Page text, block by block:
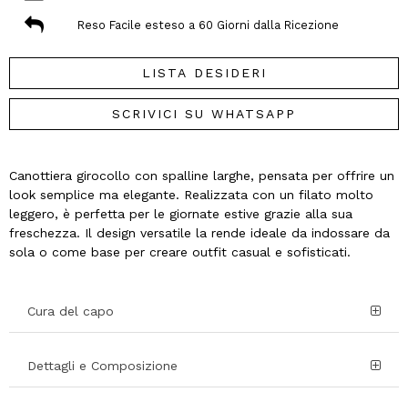
Reso Facile esteso a 60 Giorni dalla Ricezione
LISTA DESIDERI
SCRIVICI SU WHATSAPP
Canottiera girocollo con spalline larghe, pensata per offrire un
look semplice ma elegante. Realizzata con un filato molto
leggero, è perfetta per le giornate estive grazie alla sua
freschezza. Il design versatile la rende ideale da indossare da
sola o come base per creare outfit casual e sofisticati.
Cura del capo
Dettagli e Composizione